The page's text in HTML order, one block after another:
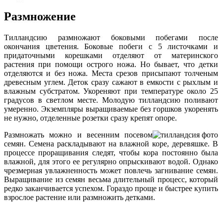
Размножение
Тилландсию размножают боковыми побегами после
окончания цветения. Боковые побеги с 5 листочками и
придаточными корешками отделяют от материнского
растения при помощи острого ножа. Но бывает, что детки
отделяются и без ножа. Места срезов присыпают толченым
древесным углем. Деток сразу сажают в емкости с рыхлым и
влажным субстратом. Укореняют при температуре около 25
градусов в светлом месте. Молодую тилландсию поливают
умеренно. Экземпляры выращиваемые без горшков укоренять
не нужно, отделенные розетки сразу крепят опоре.
Размножать можно и весенним посевом
семян. Семена раскладывают на влажной коре, деревяшке. В
процессе проращивания следят, чтобы кора постоянно была
влажной, для этого ее регулярно опрыскивают водой. Однако
чрезмерная увлажненность может повлечь загнивание семян.
Выращивание из семян весьма длительный процесс, который
редко заканчивается успехом. Гораздо проще и быстрее купить
взрослое растение или размножить детками.